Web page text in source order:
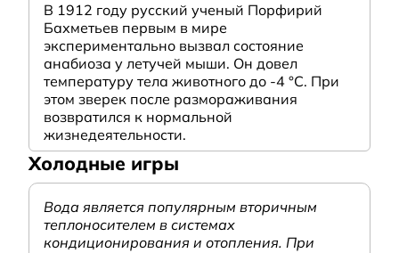
В 1912 году русский ученый Порфирий
Бахметьев первым в мире
экспериментально вызвал состояние
анабиоза у летучей мыши. Он довел
температуру тела животного до -4 °C. При
этом зверек после размораживания
возвратился к нормальной
жизнедеятельности.
Холодные игры
Вода является популярным вторичным
теплоносителем в системах
кондиционирования и отопления. При